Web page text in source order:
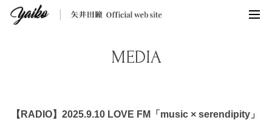
MEDIA
【RADIO】2025.9.10 LOVE FM「music × serendipity」